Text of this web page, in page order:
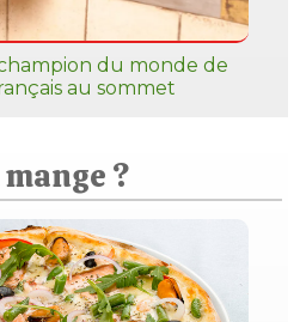
du monde de
au sommet
?